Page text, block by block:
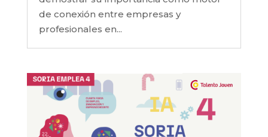
de conexión entre empresas y
profesionales en...